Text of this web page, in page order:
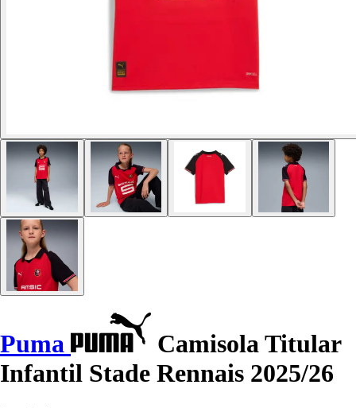
Puma
Camisola Titular
Infantil Stade Rennais 2025/26